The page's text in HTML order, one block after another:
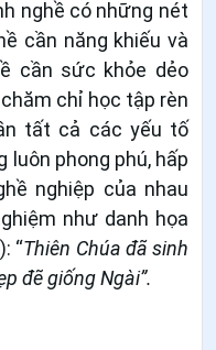
nghề có những nét
cần năng khiếu và
cần sức khỏe dẻo
chỉ học tập rèn
tất cả các yếu tố
luôn phong phú, hấp
nghiệp của nhau
như danh họa
“Thiên Chúa đã sinh
đẽ giống Ngài”.